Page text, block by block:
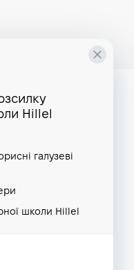
Hillel
галузеві
школи Hillel